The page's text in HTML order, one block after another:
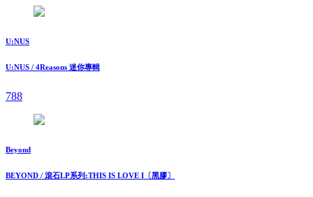
U:NUS
U:NUS / 4Reasons 迷你專輯
788
Beyond
BEYOND / 滾石LP系列:THIS IS LOVE I〔黑膠〕